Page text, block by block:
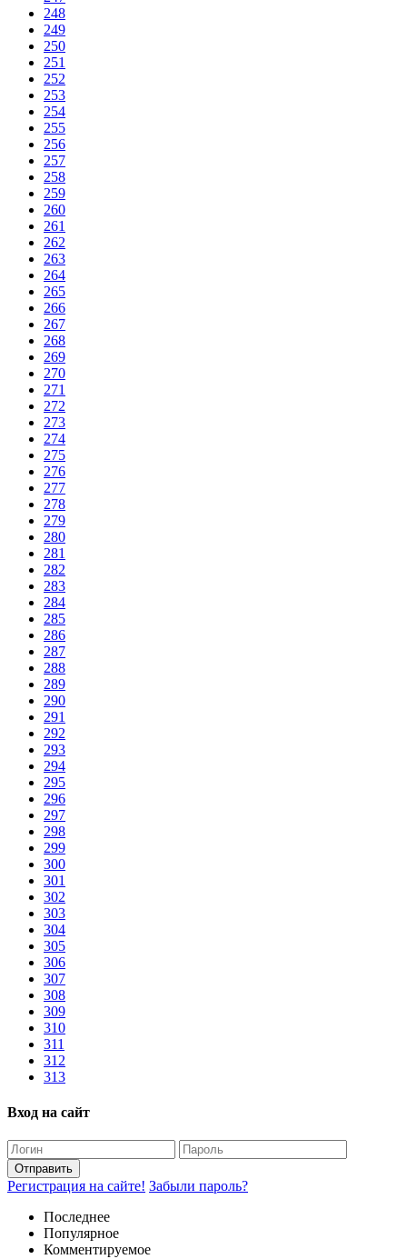
248
249
250
251
252
253
254
255
256
257
258
259
260
261
262
263
264
265
266
267
268
269
270
271
272
273
274
275
276
277
278
279
280
281
282
283
284
285
286
287
288
289
290
291
292
293
294
295
296
297
298
299
300
301
302
303
304
305
306
307
308
309
310
311
312
313
Вход на сайт
Отправить
Регистрация на сайте! Забыли пароль?
Последнее
Популярное
Комментируемое